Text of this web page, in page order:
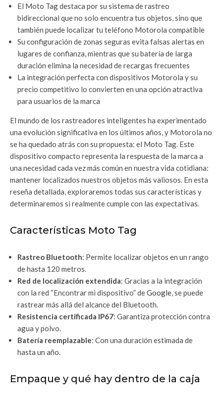
El Moto Tag destaca por su sistema de rastreo
bidireccional que no solo encuentra tus objetos, sino que
también puede localizar tu teléfono Motorola compatible
Su configuración de zonas seguras evita falsas alertas en
lugares de confianza, mientras que su batería de larga
duración elimina la necesidad de recargas frecuentes
La integración perfecta con dispositivos Motorola y su
precio competitivo lo convierten en una opción atractiva
para usuarios de la marca
El mundo de los rastreadores inteligentes ha experimentado
una evolución significativa en los últimos años, y Motorola no
se ha quedado atrás con su propuesta: el Moto Tag. Este
dispositivo compacto representa la respuesta de la marca a
una necesidad cada vez más común en nuestra vida cotidiana:
mantener localizados nuestros objetos más valiosos. En esta
reseña detallada, exploraremos todas sus características y
determinaremos si realmente cumple con las expectativas.
Características Moto Tag
Rastreo Bluetooth: Permite localizar objetos en un rango
de hasta 120 metros.
Red de localización extendida: Gracias a la integración
con la red “Encontrar mi dispositivo” deGoogle, se puede
rastrear más allá del alcance del Bluetooth.
Resistencia certificada IP67: Garantiza protección contra
agua y polvo.
Batería reemplazable: Con una duración estimada de
hasta un año.
Empaque y qué hay dentro de la caja